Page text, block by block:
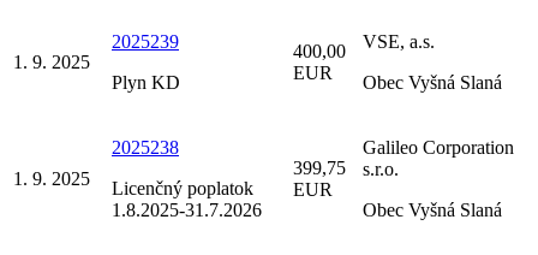
1. 9. 2025
2025239
Plyn KD
400,00
EUR
VSE, a.s.
Obec Vyšná Slaná
1. 9. 2025
2025238
Licenčný poplatok
1.8.2025-31.7.2026
399,75
EUR
Galileo Corporation
s.r.o.
Obec Vyšná Slaná